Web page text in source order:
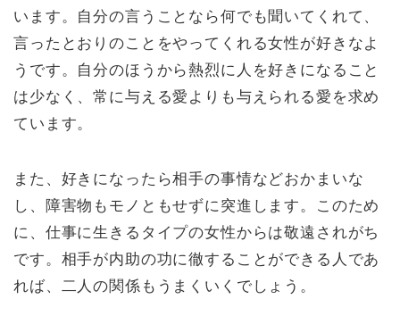
います。自分の言うことなら何でも聞いてくれて、
言ったとおりのことをやってくれる女性が好きなよ
うです。自分のほうから熱烈に人を好きになること
は少なく、常に与える愛よりも与えられる愛を求め
ています。
また、好きになったら相手の事情などおかまいな
し、障害物もモノともせずに突進します。このため
に、仕事に生きるタイプの女性からは敬遠されがち
です。相手が内助の功に徹することができる人であ
れば、二人の関係もうまくいくでしょう。